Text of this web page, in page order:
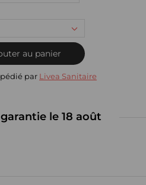
au panier
par Livea Sanitaire
le 18 août